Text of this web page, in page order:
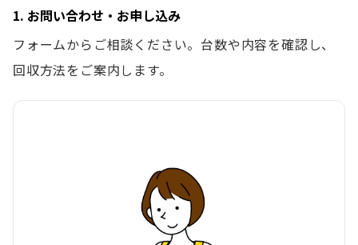
1. お問い合わせ・お申し込み
フォームからご相談ください。台数や内容を確認し、
回収方法をご案内します。